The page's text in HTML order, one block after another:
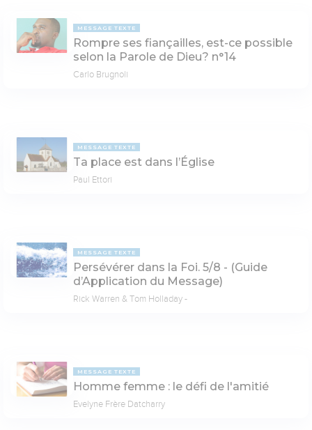
MESSAGE TEXTE
Rompre ses fiançailles, est-ce possible
selon la Parole de Dieu? n°14
Carlo Brugnoli
MESSAGE TEXTE
Ta place est dans l’Église
Paul Ettori
MESSAGE TEXTE
Persévérer dans la Foi. 5/8 - (Guide
d’Application du Message)
Rick Warren & Tom Holladay -
MESSAGE TEXTE
Homme femme : le défi de l'amitié
Evelyne Frère Datcharry